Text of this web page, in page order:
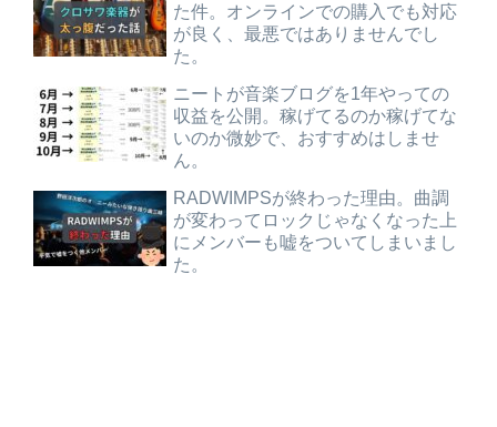
た件。オンラインでの購入でも対応
が良く、最悪ではありませんでし
た。
ニートが音楽ブログを1年やっての
収益を公開。稼げてるのか稼げてな
いのか微妙で、おすすめはしませ
ん。
RADWIMPSが終わった理由。曲調
が変わってロックじゃなくなった上
にメンバーも嘘をついてしまいまし
た。